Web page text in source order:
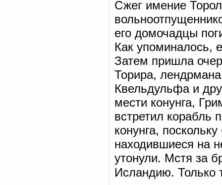
Сжег имение
его домочадцы
Как упоминалось,
Затем пришла
Торира,
Квельдульфа и
мести конунга,
встретил корабль
конунга,
находившиеся на
утонули. Мстя за
Исландию. Только